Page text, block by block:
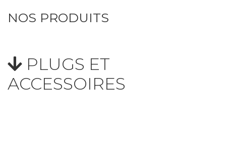
NOS PRODUITS
PLUGS ET
ACCESSOIRES